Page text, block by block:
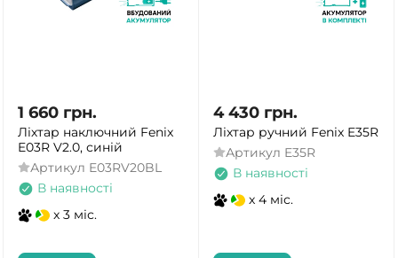
1 660 грн.
Ліхтар наключний Fenix
E03R V2.0, синій
Артикул E03RV20BL
В наявності
x 3 міс.
4 430 грн.
Ліхтар ручний Fenix E35R
Артикул E35R
В наявності
x 4 міс.